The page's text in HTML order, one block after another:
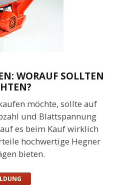
WORAUF SOLLTEN
möchte, sollte auf
und Blattspannung
es beim Kauf wirklich
hochwertige Hegner
bieten.